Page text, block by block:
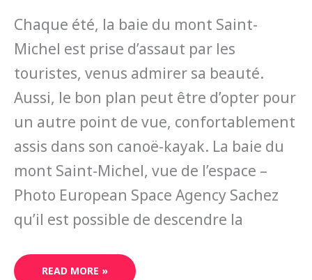
Chaque été, la baie du mont Saint-
Michel est prise d’assaut par les
touristes, venus admirer sa beauté.
Aussi, le bon plan peut être d’opter pour
un autre point de vue, confortablement
assis dans son canoë-kayak. La baie du
mont Saint-Michel, vue de l’espace –
Photo European Space Agency Sachez
qu’il est possible de descendre la
READ MORE »